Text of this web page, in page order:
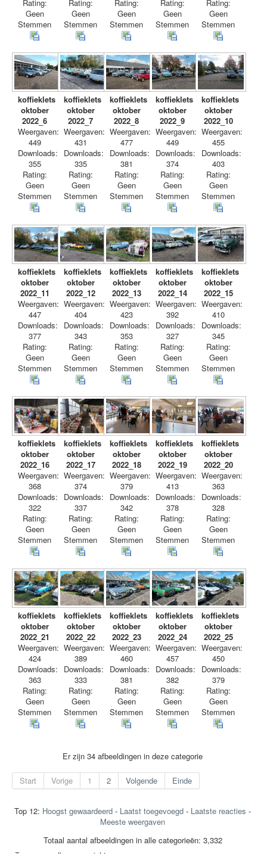
Rating:
Geen
Stemmen
Rating:
Geen
Stemmen
Rating:
Geen
Stemmen
Rating:
Geen
Stemmen
Rating:
Geen
Stemmen
koffieklets
oktober
2022_6
Weergaven:
449
Downloads:
355
Rating:
Geen
Stemmen
koffieklets
oktober
2022_7
Weergaven:
431
Downloads:
335
Rating:
Geen
Stemmen
koffieklets
oktober
2022_8
Weergaven:
477
Downloads:
381
Rating:
Geen
Stemmen
koffieklets
oktober
2022_9
Weergaven:
449
Downloads:
374
Rating:
Geen
Stemmen
koffieklets
oktober
2022_10
Weergaven:
455
Downloads:
403
Rating:
Geen
Stemmen
koffieklets
oktober
2022_11
Weergaven:
447
Downloads:
377
Rating:
Geen
Stemmen
koffieklets
oktober
2022_12
Weergaven:
404
Downloads:
343
Rating:
Geen
Stemmen
koffieklets
oktober
2022_13
Weergaven:
423
Downloads:
353
Rating:
Geen
Stemmen
koffieklets
oktober
2022_14
Weergaven:
392
Downloads:
327
Rating:
Geen
Stemmen
koffieklets
oktober
2022_15
Weergaven:
410
Downloads:
345
Rating:
Geen
Stemmen
koffieklets
oktober
2022_16
Weergaven:
368
Downloads:
322
Rating:
Geen
Stemmen
koffieklets
oktober
2022_17
Weergaven:
374
Downloads:
337
Rating:
Geen
Stemmen
koffieklets
oktober
2022_18
Weergaven:
379
Downloads:
342
Rating:
Geen
Stemmen
koffieklets
oktober
2022_19
Weergaven:
413
Downloads:
378
Rating:
Geen
Stemmen
koffieklets
oktober
2022_20
Weergaven:
363
Downloads:
328
Rating:
Geen
Stemmen
koffieklets
oktober
2022_21
Weergaven:
424
Downloads:
363
Rating:
Geen
Stemmen
koffieklets
oktober
2022_22
Weergaven:
389
Downloads:
333
Rating:
Geen
Stemmen
koffieklets
oktober
2022_23
Weergaven:
460
Downloads:
381
Rating:
Geen
Stemmen
koffieklets
oktober
2022_24
Weergaven:
457
Downloads:
382
Rating:
Geen
Stemmen
koffieklets
oktober
2022_25
Weergaven:
450
Downloads:
379
Rating:
Geen
Stemmen
Er zijn 34 afbeeldingen in deze categorie
Start Vorige 1 2 Volgende Einde
Top 12: Hoogst gewaardeerd - Laatst toegevoegd - Laatste reacties -
Meeste weergaven
Totaal aantal afbeeldingen in alle categorieën: 3,332